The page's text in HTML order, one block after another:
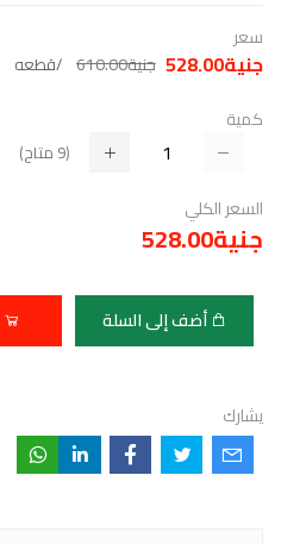
سعر
جنية528.00 جنية610.00 /قطعه
كمية
(
9 متاح)
السعر الكلي
جنية528.00
أضف إلى السلة
يشارك